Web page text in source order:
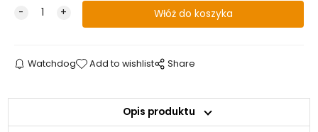
Watchdog Add to wishlist Share
Opis produktu